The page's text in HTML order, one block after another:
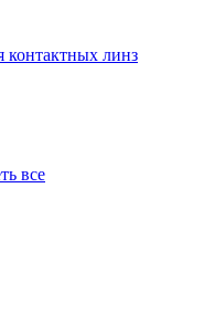
контактных линз
все